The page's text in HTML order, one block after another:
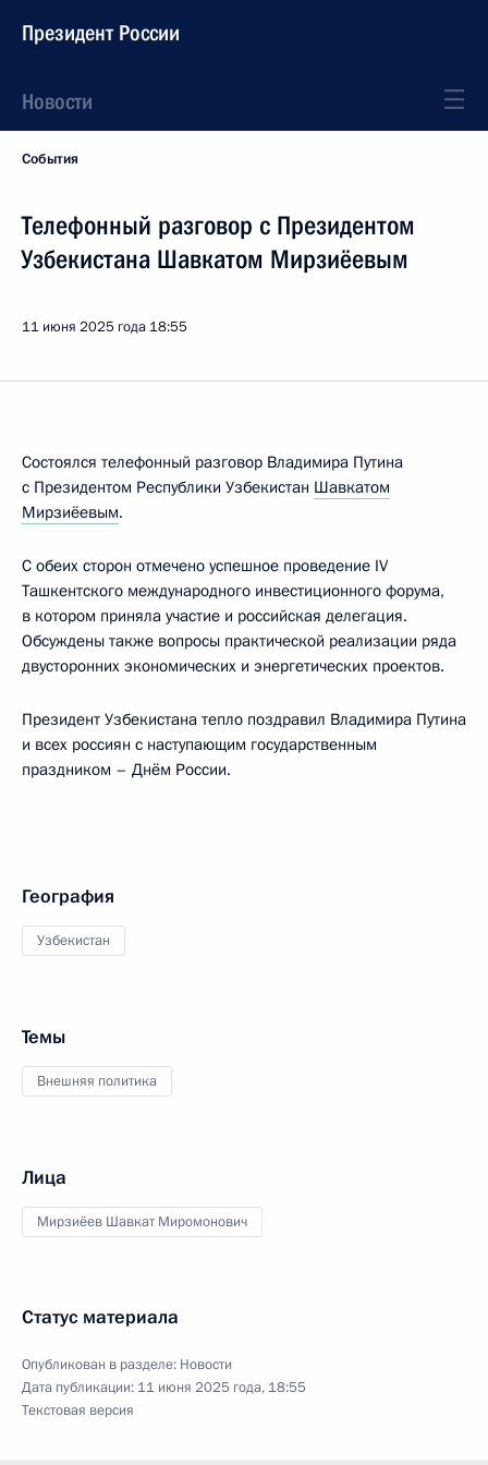
Президент России
Новости
События
Телефонный разговор с Президентом
Узбекистана Шавкатом Мирзиёевым
11 июня 2025 года 18:55
Состоялся телефонный разговор Владимира Путина
с Президентом Республики Узбекистан Шавкатом
Мирзиёевым.
С обеих сторон отмечено успешное проведение IV
Ташкентского международного инвестиционного форума,
в котором приняла участие и российская делегация.
Обсуждены также вопросы практической реализации ряда
двусторонних экономических и энергетических проектов.
Президент Узбекистана тепло поздравил Владимира Путина
и всех россиян с наступающим государственным
праздником – Днём России.
География
Узбекистан
Темы
Внешняя политика
Лица
Мирзиёев Шавкат Миромонович
Статус материала
Опубликован в разделе: Новости
Дата публикации: 11 июня 2025 года, 18:55
Текстовая версия